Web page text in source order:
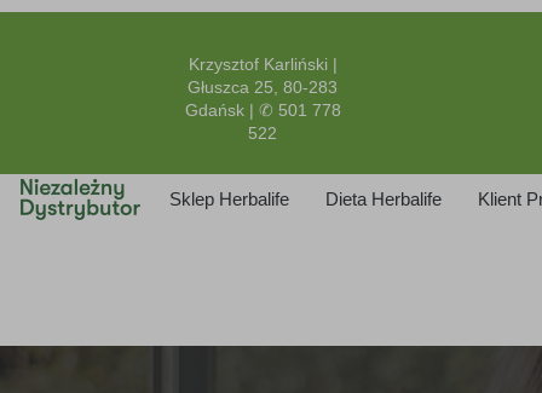
Krzysztof Karliński |
Głuszca 25, 80-283
Gdańsk | ✆ 501 778
522
Sklep Herbalife Dieta Herbalife Klient